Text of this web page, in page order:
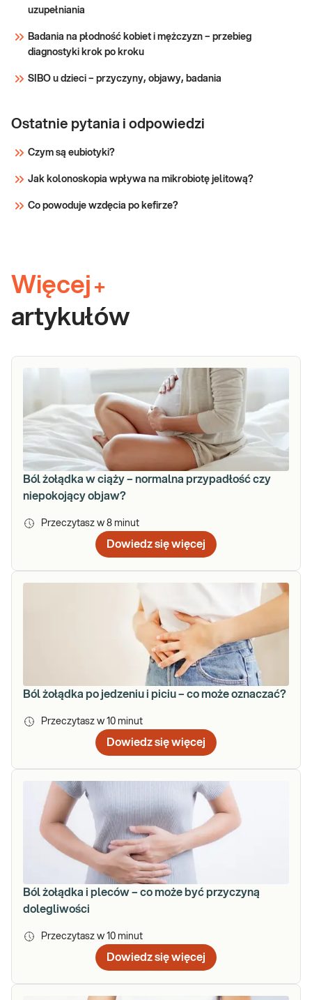
uzupełniania
Badania na płodność kobiet i mężczyzn – przebieg
diagnostyki krok po kroku
SIBO u dzieci – przyczyny, objawy, badania
Ostatnie pytania i odpowiedzi
Czym są eubiotyki?
Jak kolonoskopia wpływa na mikrobiotę jelitową?
Co powoduje wzdęcia po kefirze?
Więcej +
artykułów
Ból żołądka w ciąży – normalna przypadłość czy
niepokojący objaw?
Przeczytasz w 8 minut
Dowiedz się więcej
Ból żołądka po jedzeniu i piciu – co może oznaczać?
Przeczytasz w 10 minut
Dowiedz się więcej
Ból żołądka i pleców – co może być przyczyną
dolegliwości
Przeczytasz w 10 minut
Dowiedz się więcej